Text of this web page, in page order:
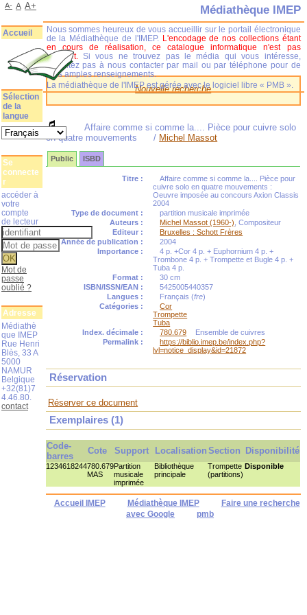
Nouvelle recherche
Affaire comme si comme la.... Pièce pour cuivre solo
en quatre mouvements
/ Michel Massot
Public ISBD
Titre :
Affaire comme si comme la.... Pièce pour
cuivre solo en quatre mouvements :
Oeuvre imposée au concours Axion Classis
2004
Type de document :
partition musicale imprimée
Auteurs :
Michel Massot (1960-) , Compositeur
Editeur :
Bruxelles : Schott Frères
Année de publication :
2004
Importance :
4 p. +Cor 4 p. + Euphornium 4 p. +
Trombone 4 p. + Trompette et Bugle 4 p. +
Tuba 4 p.
Format :
30 cm
ISBN/ISSN/EAN :
5425005440357
Langues :
Français (fre)
Catégories :
Cor
Trompette
Tuba
Index. décimale :
780.679
Ensemble de cuivres
Permalink :
https://biblio.imep.be/index.php?
lvl=notice_display&id=21872
Réservation
Réserver ce document
Exemplaires (1)
Code-
barres
Cote Support Localisation Section Disponibilité
1234618244780.679
MAS
Partition
musicale
imprimée
Bibliothèque
principale
Trompette
(partitions)
Disponible
Accueil IMEP Médiathèque IMEP
Faire une recherche
avec Google
pmb
Médiathèque IMEP
Nous sommes heureux de vous accueillir sur le portail électronique
de la Médiathèque de l'IMEP. L'encodage de nos collections étant
en cours de réalisation, ce catalogue informatique n'est pas
complet.
Si vous ne trouvez pas le média qui vous intéresse,
n'hésitez pas à nous contacter par mail ou par téléphone pour de
plus amples renseignements.
La médiathèque de l'IMEP est gérée avec le logiciel libre « PMB ».
A- A A+
Accueil
Sélection
de la
langue
Se
connecte
r
accéder à
votre
compte
de lecteur
Mot de
passe
oublié ?
Adresse
Médiathè
que IMEP
Rue Henri
Blès, 33 A
5000
NAMUR
Belgique
+32(81)7
4.46.80.
contact